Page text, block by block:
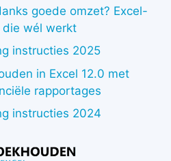
goede omzet? Excel-
die wél werkt
instructies 2025
in Excel 12.0 met
rapportages
instructies 2024